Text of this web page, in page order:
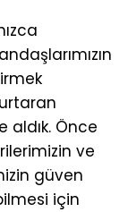
aldık. Önce
ve
güven
için